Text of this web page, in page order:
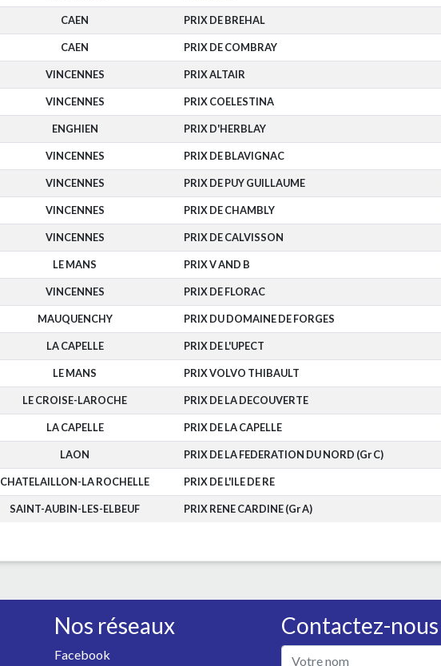
CAEN PRIX DE BREHAL
CAEN PRIX DE COMBRAY
VINCENNES PRIX ALTAIR
VINCENNES PRIX COELESTINA
ENGHIEN PRIX D'HERBLAY
VINCENNES PRIX DE BLAVIGNAC
VINCENNES PRIX DE PUY GUILLAUME
VINCENNES PRIX DE CHAMBLY
VINCENNES PRIX DE CALVISSON
LE MANS PRIX V AND B
VINCENNES PRIX DE FLORAC
MAUQUENCHY PRIX DU DOMAINE DE FORGES
LA CAPELLE PRIX DE L'UPECT
LE MANS PRIX VOLVO THIBAULT
LE CROISE-LAROCHE PRIX DE LA DECOUVERTE
LA CAPELLE PRIX DE LA CAPELLE
LAON PRIX DE LA FEDERATION DU NORD (Gr C)
CHATELAILLON-LA ROCHELLE PRIX DE L'ILE DE RE
SAINT-AUBIN-LES-ELBEUF PRIX RENE CARDINE (Gr A)
Nos réseaux
Facebook
Contactez-nous